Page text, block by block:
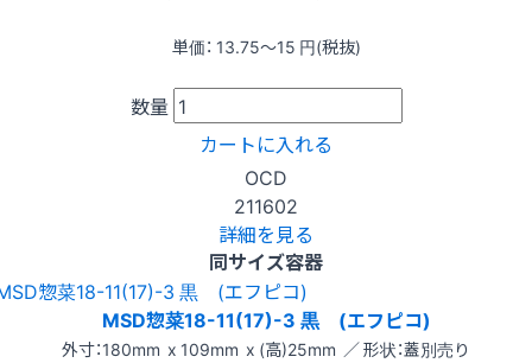
単価： 13.75〜15 円(税抜)
数量
カートに入れる
OCD
211602
詳細を見る
同サイズ容器
MSD惣菜18-11(17)-3 黒 (エフピコ)
外寸：180mm x 109mm x (高)25mm ／ 形状：蓋別売り